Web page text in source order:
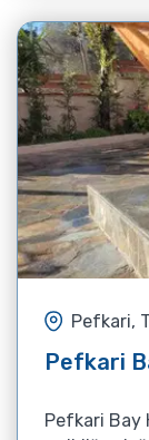
Pefkari,
Pefkari
Pefkari Bay